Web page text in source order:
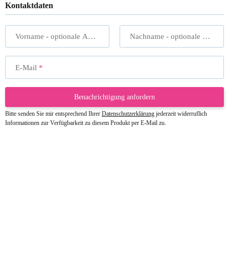
Kontaktdaten
Vorname - optionale Angabe Nachname - optionale Angabe
E-Mail
Benachrichtigung anfordern
Bitte senden Sie mir entsprechend Ihrer Datenschutzerklärung jederzeit widerruflich
Informationen zur Verfügbarkeit zu diesem Produkt per E-Mail zu.